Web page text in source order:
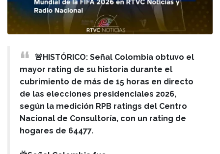
🚨HISTÓRICO: Señal Colombia obtuvo el
mayor rating de su historia durante el
cubrimiento de más de 15 horas en directo
de las elecciones presidenciales 2026,
según la medición RPB ratings del Centro
Nacional de Consultoría, con un rating de
hogares de 64477.